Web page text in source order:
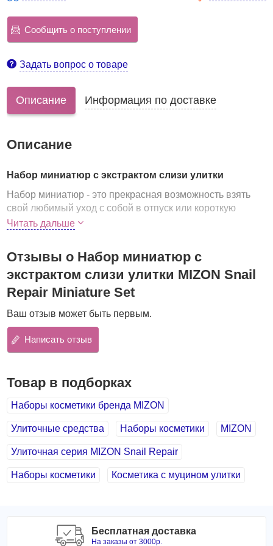
Сообщить о поступлении
Задать вопрос о товаре
Описание Информация по доставке
Описание
Набор миниатюр с экстрактом слизи улитки
Набор миниатюр - это прекрасная возможность взять
свой любимый уход с собой в отпуск или короткую
поездку. Обычные средства в небольшом объеме
Средства с муцином улитки оказывают
многофункциональное действие
интенсивно увлажняют, питают, успокаивают и
смягчают,
устраняют шелушения и уменьшают покраснения,
ускоряют заживление акне, предупреждают
появление пост-акне,
повышают эластичность кожи, способствуют
выравнивают тон кожи и улучшают цвет лица.
пенка для умывания, 30 мл
50 мл
Mizon Snail Repair Intensive Essence - улиточная
Способ применения:
Читать дальше
Отзывы о Набор миниатюр с
экстрактом слизи улитки MIZON Snail
Repair Miniature Set
Ваш отзыв может быть первым.
Написать отзыв
Товар в подборках
Наборы косметики бренда MIZON
Улиточные средства Наборы косметики MIZON
Улиточная серия MIZON Snail Repair
Наборы косметики Косметика с муцином улитки
Бесплатная доставка
На заказы от 3000р.